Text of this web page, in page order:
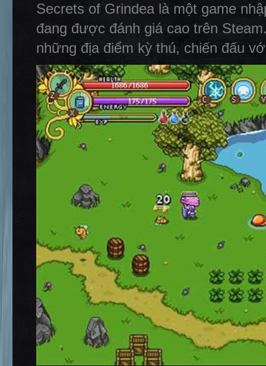
Secrets of Grindea là một game
đang được đánh giá cao trên
những địa điểm kỳ thú, chiến đấu